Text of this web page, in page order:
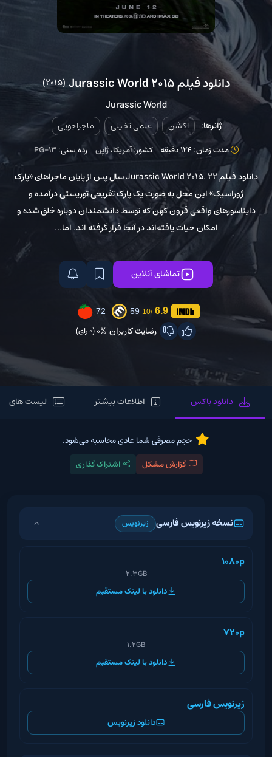
دانلود فیلم Jurassic World 2015 (2015)
Jurassic World
ژانرها: اکشن علمی تخیلی ماجراجویی
مدت زمان: 124 دقیقه کشور:آمریکا،ژاپن رده سنی:PG-13
دانلود فیلم Jurassic World 2015. ۲۲ سال پس از پایان ماجراهای «پارک
ژوراسیک» این محل به صورت یک پارک تفریحی توریستی درآمده و
دایناسورهای واقعی قرون کهن که توسط دانشمندان دوباره خلق شده و
امکان حیات یافته‌اند در آنجا قرار گرفته اند. اما...
تماشای آنلاین
6.9
/10
59
72
رضایت کاربران 0%(0 رای)
دانلود باکس اطلاعات بیشتر لیست های
حجم مصرفی شما عادی محاسبه می‌شود.
گزارش مشکل
اشتراک گذاری
نسخه زیرنویس فارسی زیرنویس
1080p
2.3GB
دانلود با لینک مستقیم
720p
1.2GB
دانلود با لینک مستقیم
زیرنویس فارسی
دانلود زیرنویس